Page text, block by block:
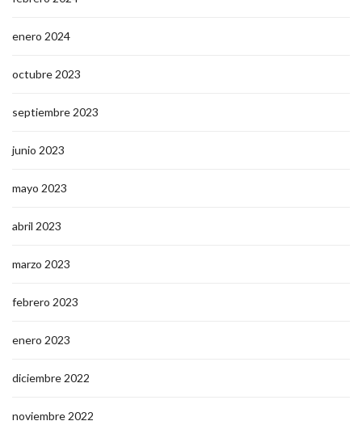
enero 2024
octubre 2023
septiembre 2023
junio 2023
mayo 2023
abril 2023
marzo 2023
febrero 2023
enero 2023
diciembre 2022
noviembre 2022